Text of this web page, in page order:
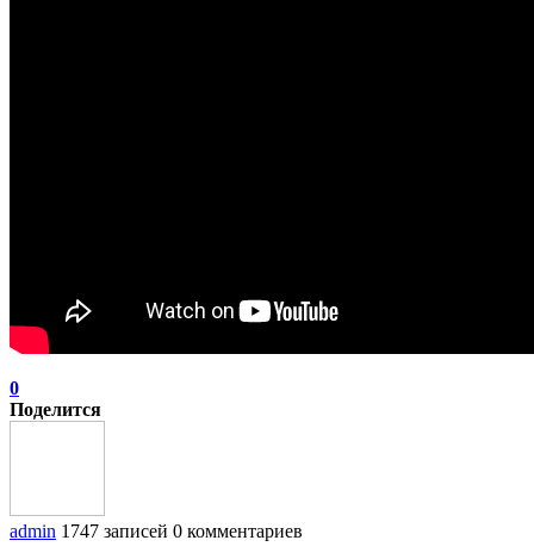
0
Поделится
admin 1747 записей 0 комментариев